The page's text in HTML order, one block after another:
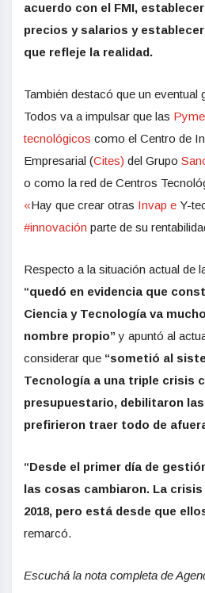
acuerdo con el FMI,
precios y salarios y
que refleje la realidad.
También destacó que un eventual
Todos va a impulsar que las
tecnológicos como el Centro de
Empresarial (Cites) del Grupo
o como la red de Centros
«Hay que crear otras Invap e Y-
#innovación parte de su
Respecto a la situación actual de
“quedó en evidencia que
Ciencia y Tecnología va
nombre propio”y apuntó al
considerar que “sometió al
Tecnología a una triple crisis
presupuestario, debilitaron
prefirieron traer todo de
“Desde el primer día de
las cosas cambiaron. La
2018, pero está desde que
remarcó.
Escuchá la nota completa de